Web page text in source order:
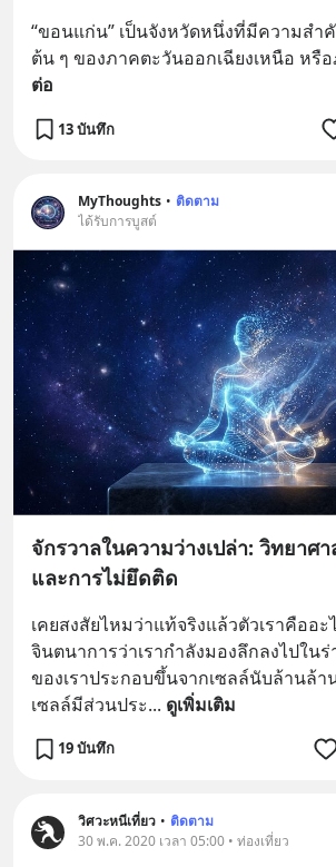
“ขอนแก่น” เป็นจังหวัดหนึ่งที่มีความสำ
ต้น ๆ ของภาคตะวันออกเฉียงเหนือ หรื
ต่อ
13 บันทึก
MyThoughts • ติดตาม
ได้รับการบูสต์
จักรวาลในความว่างเปล่า: วิทยาศ
และการไม่ยึดติด
เคยสงสัยไหมว่าแท้จริงแล้วตัวเราคืออะ
จินตนาการว่าเรากำลังมองลึกลงไปในร่
ของเราประกอบขึ้นจากเซลล์นับล้านล้า
เซลล์มีส่วนประ... ดูเพิ่มเติม
19 บันทึก
วิศวะหนีเที่ยว • ติดตาม
30 พ.ค. 2020 เวลา 05:00 • ท่องเที่ยว